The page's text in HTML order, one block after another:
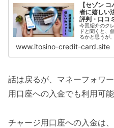
【セゾン
者に嬉しい
評判・口コ
今回紹介のク
ドと聞くと、
るかと思うが
たカードだ。
リット・デメ
www.itosino-credit-card.site
話は戻るが、マネーフォワ
用口座への入金でも利用可能
チャージ用口座への入金は